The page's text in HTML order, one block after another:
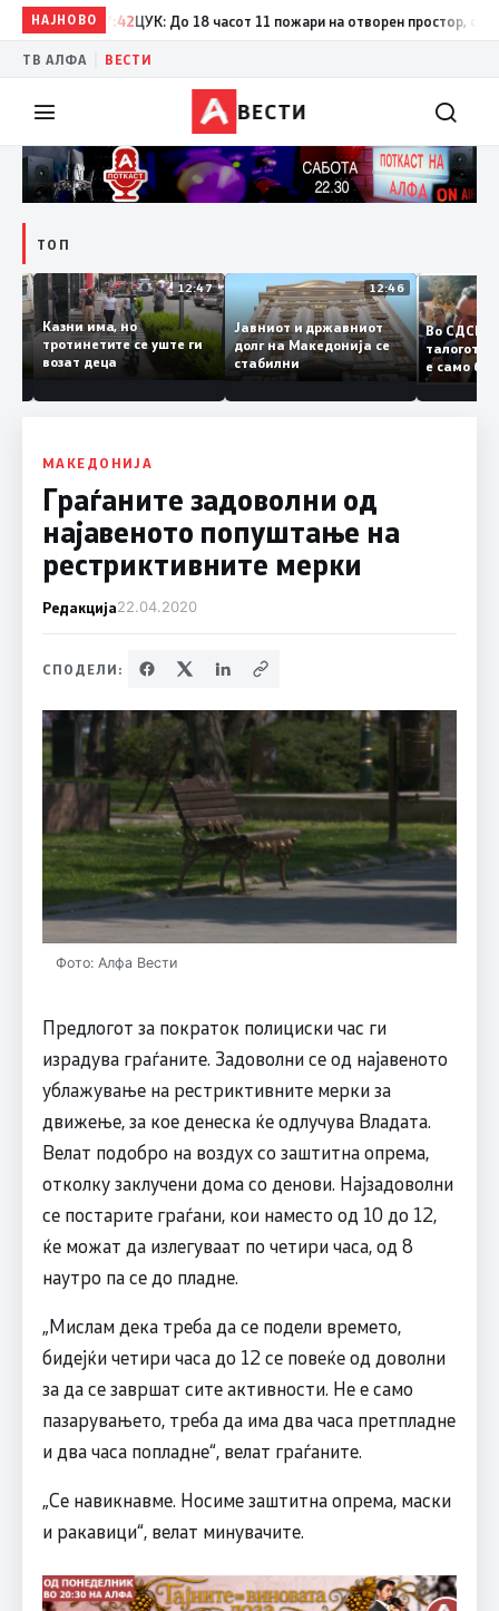
НАЈНОВО
17:42 ЦУК: До 18 часот 11 пожари на отворен простор, од кои
ТВ АЛФА ВЕСТИ
ВЕСТИ
ТОП
12:50
и
12:47
Казни има, но
тротинетите се уште ги
возат деца
12:46
Јавниот и државниот
долг на Македонија се
стабилни
Во
е само
копија
Заев
МАКЕДОНИЈА
Граѓаните задоволни од
најавеното попуштање на
рестриктивните мерки
Редакција22.04.2020
СПОДЕЛИ:
Фото: Алфа Вести
Предлогот за пократок полициски час ги
израдува граѓаните. Задоволни се од најавеното
ублажување на рестриктивните мерки за
движење, за кое денеска ќе одлучува Владата.
Велат подобро на воздух со заштитна опрема,
отколку заклучени дома со денови. Најзадоволни
се постарите граѓани, кои наместо од 10 до 12,
ќе можат да излегуваат по четири часа, од 8
наутро па се до пладне.
„Мислам дека треба да се подели времето,
бидејќи четири часа до 12 се повеќе од доволни
за да се завршат сите активности. Не е само
пазарувањето, треба да има два часа претпладне
и два часа попладне“, велат граѓаните.
„Се навикнавме. Носиме заштитна опрема, маски
и ракавици“, велат минувачите.